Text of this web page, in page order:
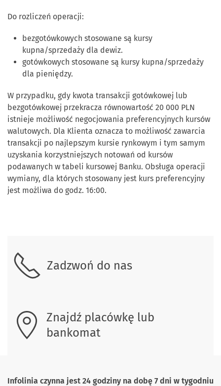
Do rozliczeń operacji:
bezgotówkowych stosowane są kursy
kupna/sprzedaży dla dewiz.
gotówkowych stosowane są kursy kupna/sprzedaży
dla pieniędzy.
W przypadku, gdy kwota transakcji gotówkowej lub
bezgotówkowej przekracza równowartość 20 000 PLN
istnieje możliwość negocjowania preferencyjnych kursów
walutowych. Dla Klienta oznacza to możliwość zawarcia
transakcji po najlepszym kursie rynkowym i tym samym
uzyskania korzystniejszych notowań od kursów
podawanych w tabeli kursowej Banku. Obsługa operacji
wymiany, dla których stosowany jest kurs preferencyjny
jest możliwa do godz. 16:00.
Zadzwoń do nas
Znajdź placówkę lub
bankomat
Infolinia czynna jest 24 godziny na dobę 7 dni w tygodniu